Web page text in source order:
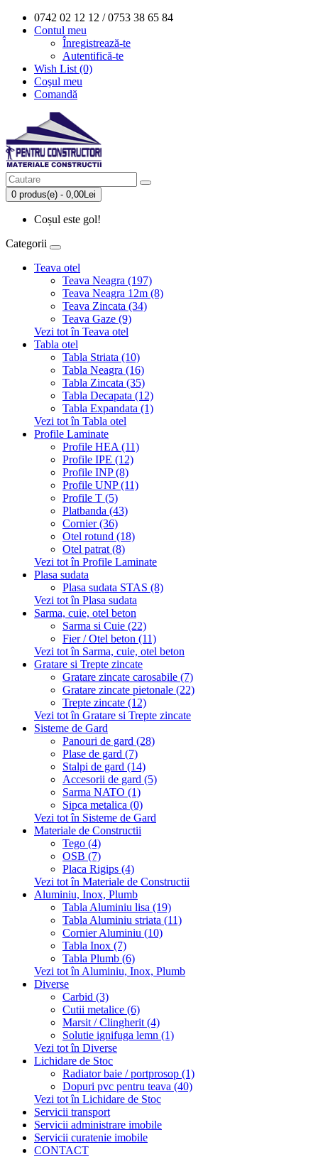
0742 02 12 12 / 0753 38 65 84
Contul meu
Înregistrează-te
Autentifică-te
Wish List (0)
Coşul meu
Comandă
0 produs(e) - 0,00Lei
Coșul este gol!
Categorii
Teava otel
Teava Neagra (197)
Teava Neagra 12m (8)
Teava Zincata (34)
Teava Gaze (9)
Vezi tot în Teava otel
Tabla otel
Tabla Striata (10)
Tabla Neagra (16)
Tabla Zincata (35)
Tabla Decapata (12)
Tabla Expandata (1)
Vezi tot în Tabla otel
Profile Laminate
Profile HEA (11)
Profile IPE (12)
Profile INP (8)
Profile UNP (11)
Profile T (5)
Platbanda (43)
Cornier (36)
Otel rotund (18)
Otel patrat (8)
Vezi tot în Profile Laminate
Plasa sudata
Plasa sudata STAS (8)
Vezi tot în Plasa sudata
Sarma, cuie, otel beton
Sarma si Cuie (22)
Fier / Otel beton (11)
Vezi tot în Sarma, cuie, otel beton
Gratare si Trepte zincate
Gratare zincate carosabile (7)
Gratare zincate pietonale (22)
Trepte zincate (12)
Vezi tot în Gratare si Trepte zincate
Sisteme de Gard
Panouri de gard (28)
Plase de gard (7)
Stalpi de gard (14)
Accesorii de gard (5)
Sarma NATO (1)
Sipca metalica (0)
Vezi tot în Sisteme de Gard
Materiale de Constructii
Tego (4)
OSB (7)
Placa Rigips (4)
Vezi tot în Materiale de Constructii
Aluminiu, Inox, Plumb
Tabla Aluminiu lisa (19)
Tabla Aluminiu striata (11)
Cornier Aluminiu (10)
Tabla Inox (7)
Tabla Plumb (6)
Vezi tot în Aluminiu, Inox, Plumb
Diverse
Carbid (3)
Cutii metalice (6)
Marsit / Clingherit (4)
Solutie ignifuga lemn (1)
Vezi tot în Diverse
Lichidare de Stoc
Radiator baie / portprosop (1)
Dopuri pvc pentru teava (40)
Vezi tot în Lichidare de Stoc
Servicii transport
Servicii administrare imobile
Servicii curatenie imobile
CONTACT